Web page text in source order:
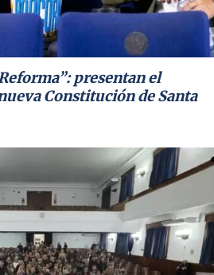
presentan el
Constitución de Santa